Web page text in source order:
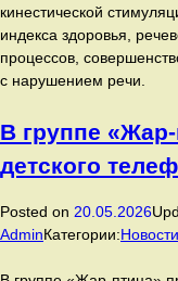
кинестической
индекса здоровья,
процессов,
с нарушением речи.
В группе
детского
Posted on 20.05.2026
AdminКатегории:Новости